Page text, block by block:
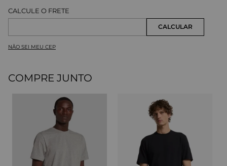
NÃO SEI MEU CEP
COMPRE JUNTO